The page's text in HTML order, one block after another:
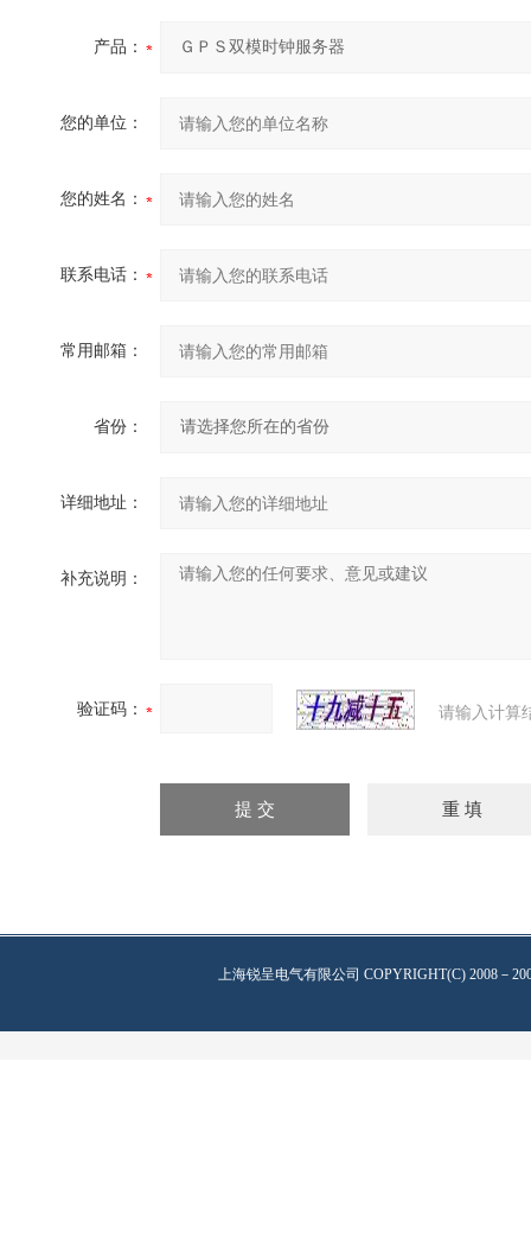
产品：
您的单位：
您的姓名：
联系电话：
常用邮箱：
省份：
详细地址：
补充说明：
验证码： 请输入计算
上海锐呈电气有限公司 COPYRIGHT(C) 2008－